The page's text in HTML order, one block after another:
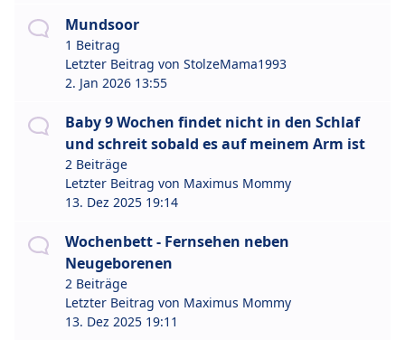
Mundsoor
1 Beitrag
Letzter Beitrag von StolzeMama1993
2. Jan 2026 13:55
Baby 9 Wochen findet nicht in den Schlaf
und schreit sobald es auf meinem Arm ist
2 Beiträge
Letzter Beitrag von Maximus Mommy
13. Dez 2025 19:14
Wochenbett - Fernsehen neben
Neugeborenen
2 Beiträge
Letzter Beitrag von Maximus Mommy
13. Dez 2025 19:11